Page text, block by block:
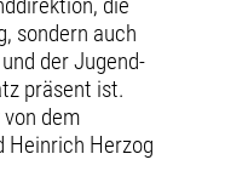
sondern auch
der Jugend-
präsent ist.
dem
Heinrich Herzog